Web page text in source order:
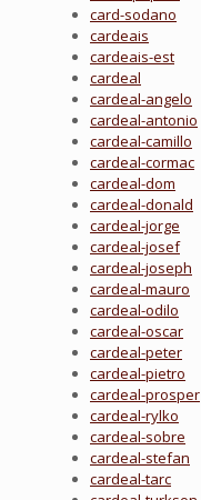
card-sodano
cardeais
cardeais-est
cardeal
cardeal-angelo
cardeal-antonio
cardeal-camillo
cardeal-cormac
cardeal-dom
cardeal-donald
cardeal-jorge
cardeal-josef
cardeal-joseph
cardeal-mauro
cardeal-odilo
cardeal-oscar
cardeal-peter
cardeal-pietro
cardeal-prosper
cardeal-rylko
cardeal-sobre
cardeal-stefan
cardeal-tarc